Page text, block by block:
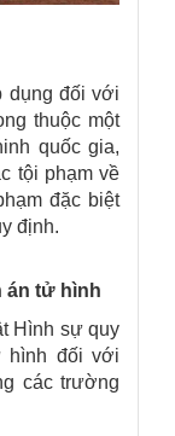
dụng đối với
thuộc một
quốc gia,
tội phạm về
đặc biệt
định.
án tử hình
Hình sự quy
hình đối với
các trường